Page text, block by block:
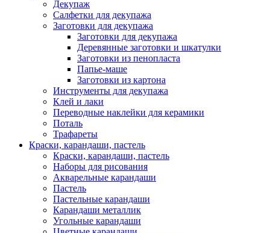
Декупаж
Салфетки для декупажа
Заготовки для декупажа
Заготовки для декупажа
Деревянные заготовки и шкатулки
Заготовки из пенопласта
Папье-маше
Заготовки из картона
Инструменты для декупажа
Клей и лаки
Переводные наклейки для керамики
Поталь
Трафареты
Краски, карандаши, пастель
Краски, карандаши, пастель
Наборы для рисования
Акварельные карандаши
Пастель
Пастельные карандаши
Карандаши металлик
Угольные карандаши